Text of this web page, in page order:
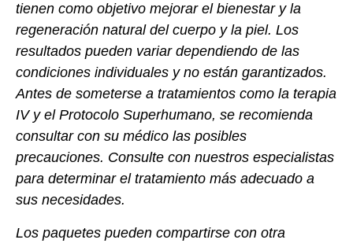
tienen como objetivo mejorar el bienestar y la
regeneración natural del cuerpo y la piel. Los
resultados pueden variar dependiendo de las
condiciones individuales y no están garantizados.
Antes de someterse a tratamientos como la terapia
IV y el Protocolo Superhumano, se recomienda
consultar con su médico las posibles
precauciones. Consulte con nuestros especialistas
para determinar el tratamiento más adecuado a
sus necesidades.
Los paquetes pueden compartirse con otra